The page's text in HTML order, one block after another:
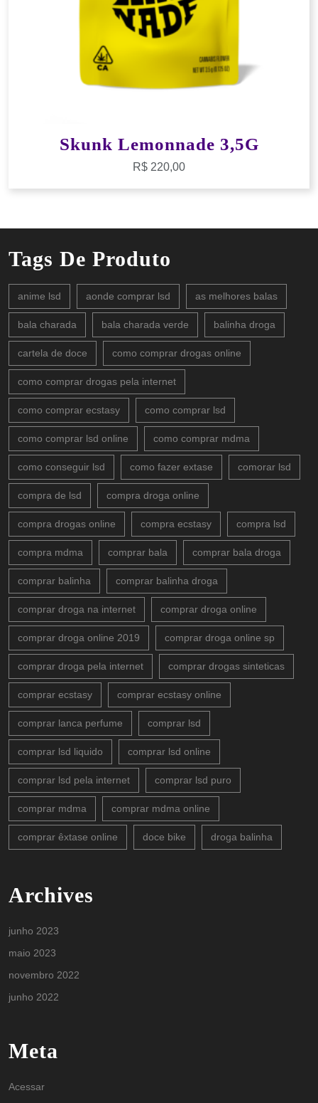
Skunk Lemonnade 3,5G
R$ 220,00
Tags De Produto
anime lsd aonde comprar lsd as melhores balas
bala charada bala charada verde balinha droga
cartela de doce como comprar drogas online
como comprar drogas pela internet
como comprar ecstasy como comprar lsd
como comprar lsd online como comprar mdma
como conseguir lsd como fazer extase comorar lsd
compra de lsd compra droga online
compra drogas online compra ecstasy compra lsd
compra mdma comprar bala comprar bala droga
comprar balinha comprar balinha droga
comprar droga na internet comprar droga online
comprar droga online 2019 comprar droga online sp
comprar droga pela internet comprar drogas sinteticas
comprar ecstasy comprar ecstasy online
comprar lanca perfume comprar lsd
comprar lsd liquido comprar lsd online
comprar lsd pela internet comprar lsd puro
comprar mdma comprar mdma online
comprar êxtase online doce bike droga balinha
Archives
junho 2023
maio 2023
novembro 2022
junho 2022
Meta
Acessar